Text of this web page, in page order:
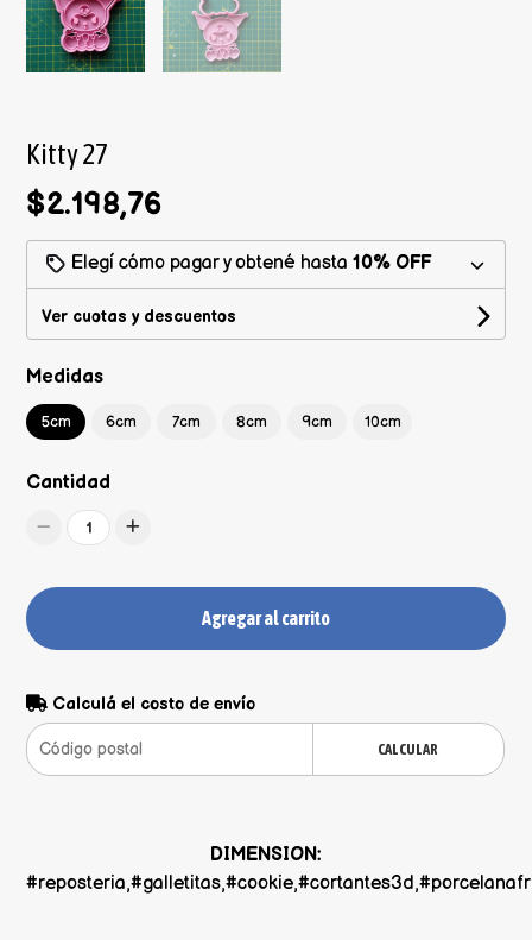
Kitty 27
$2.198,76
Elegí cómo pagar y obtené hasta10% OFF
Ver cuotas y descuentos
Medidas
5cm 6cm 7cm 8cm 9cm 10cm
Cantidad
1
Agregar al carrito
Calculá el costo de envío
CALCULAR
DIMENSION: